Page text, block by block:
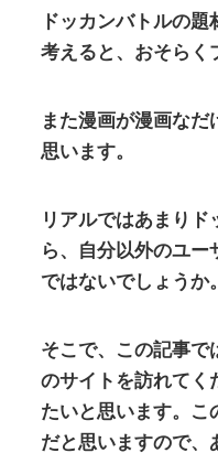
ドッカンバトルの
考えると、おそらく
また漫画が漫画な
思います。
リアルではあまり
ら、自分以外のユ
ではないでしょうか。
そこで、この記事で
のサイトを訪れてく
たいと思います。こ
だと思いますので、